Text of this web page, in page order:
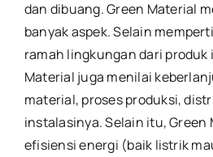
dan dibuang. Green Material
banyak aspek. Selain
ramah lingkungan dari produk
Material juga menilai
material, proses produksi,
instalasinya. Selain itu,
efisiensi energi (baik listrik